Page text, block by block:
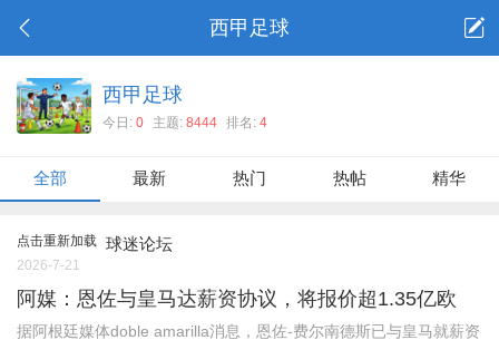
西甲足球
西甲足球
今日: 0 主题: 8444 排名: 4
全部 最新 热门 热帖 精华
点击重新加载 球迷论坛
2026-7-21
阿媒：恩佐与皇马达薪资协议，将报价超1.35亿欧
据阿根廷媒体doble amarilla消息，恩佐-费尔南德斯已与皇马就薪资